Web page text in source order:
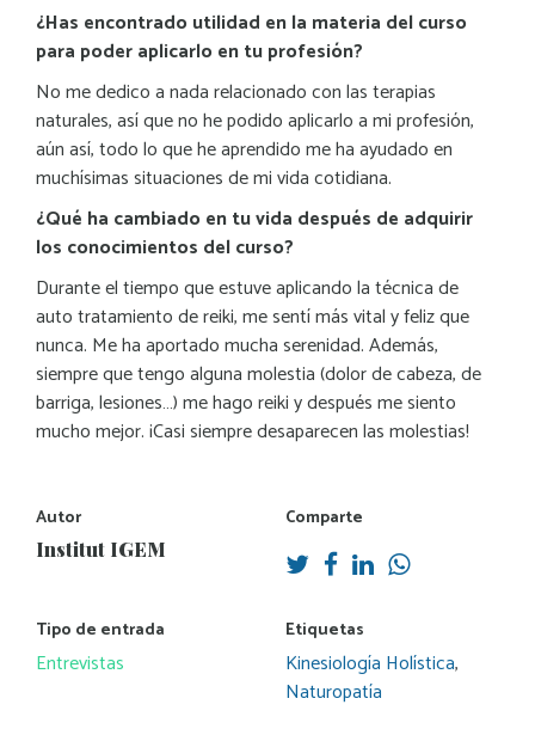
Autor
Institut IGEM
Comparte
Tipo de entrada
Entrevistas
Etiquetas
Kinesiología Holística,
Naturopatía
¿Has encontrado utilidad en la materia del curso
para poder aplicarlo en tu profesión?
No me dedico a nada relacionado con las terapias
naturales, así que no he podido aplicarlo a mi profesión,
aún así, todo lo que he aprendido me ha ayudado en
muchísimas situaciones de mi vida cotidiana.
¿Qué ha cambiado en tu vida después de adquirir
los conocimientos del curso?
Durante el tiempo que estuve aplicando la técnica de
auto tratamiento de reiki, me sentí más vital y feliz que
nunca. Me ha aportado mucha serenidad. Además,
siempre que tengo alguna molestia (dolor de cabeza, de
barriga, lesiones…) me hago reiki y después me siento
mucho mejor. ¡Casi siempre desaparecen las molestias!